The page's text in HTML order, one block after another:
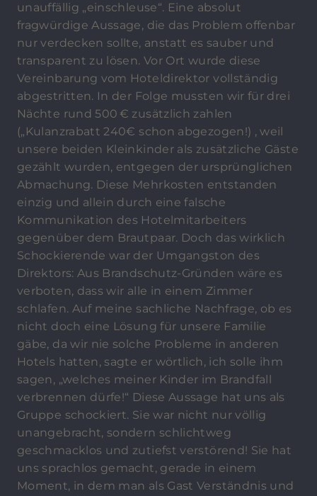
unauffällig „einschleuse“. Eine absolut
fragwürdige Aussage, die das Problem offenbar
nur verdecken sollte, anstatt es sauber und
transparent zu lösen. Vor Ort wurde diese
Vereinbarung vom Hoteldirektor vollständig
abgestritten. In der Folge mussten wir für drei
Nächte rund 500 € zusätzlich zahlen
(„Kulanzrabatt 240€ schon abgezogen!) , weil
unsere beiden Kleinkinder als zusätzliche Gäste
gezählt wurden, entgegen der ursprünglichen
Abmachung. Diese Mehrkosten entstanden
einzig und allein durch eine falsche
Kommunikation des Hotelmitarbeiters
gegenüber dem Brautpaar. Doch das wirklich
Schockierende war der Umgangston des
Direktors: Aus Brandschutz-Gründen wäre es
verboten, dass wir alle in einem Zimmer
schlafen. Auf meine sachliche Nachfrage, ob es
nicht doch eine Lösung für unsere Familie
gäbe, da wir nie solche Probleme in anderen
Hotels hatten, sagte er wörtlich, ich solle ihm
sagen, „welches meiner Kinder im Brandfall
verbrennen dürfe!“ Diese Aussage hat uns als
Gruppe schockiert. Sie war nicht nur völlig
unangebracht, sondern schlichtweg
geschmacklos und zutiefst verstörend! Sie hat
uns sprachlos gemacht, gerade in einem
Moment, in dem man als Gast Verständnis und